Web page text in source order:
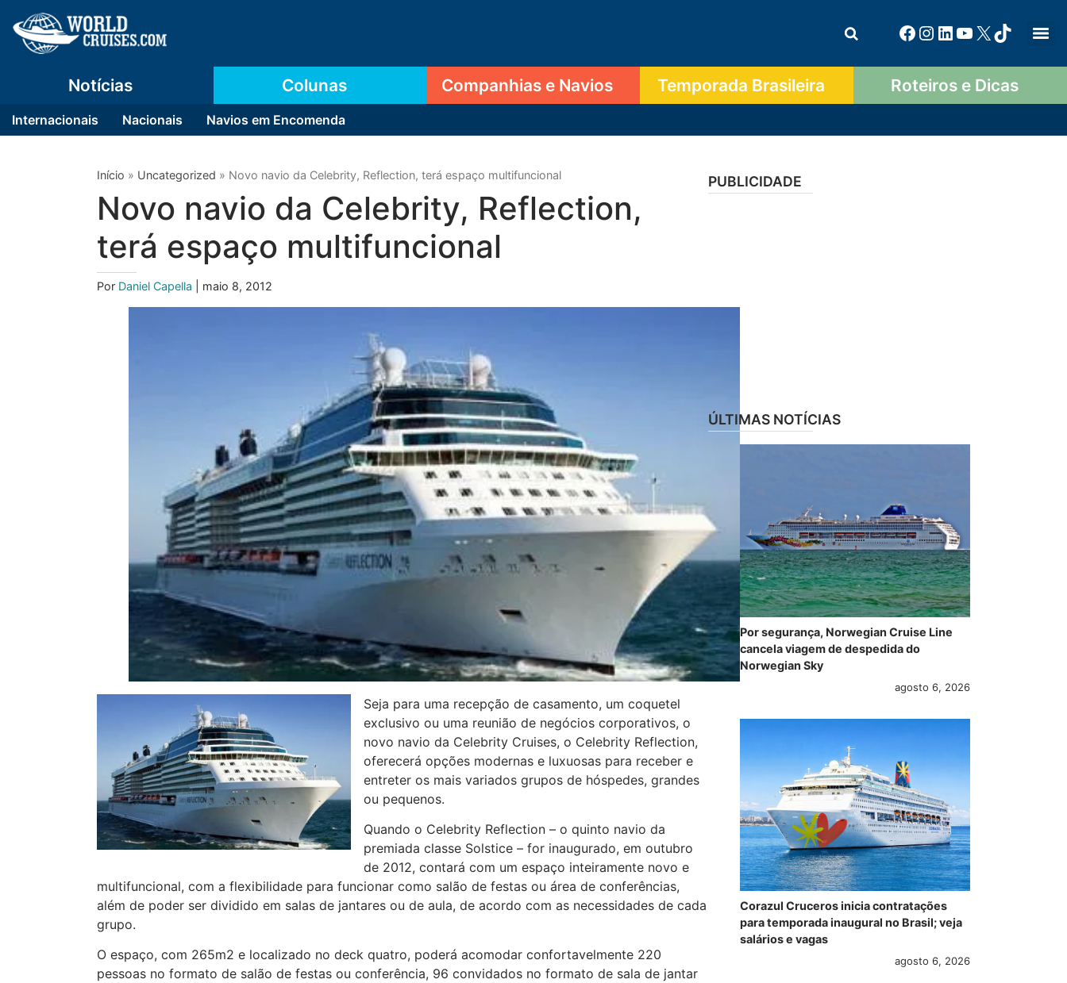
Notícias
Internacionais Nacionais Navios em Encomenda
Colunas Companhias e Navios Temporada Brasileira Roteiros e Dicas
Início » Uncategorized » Novo navio da Celebrity, Reflection, terá espaço multifuncional
Novo navio da Celebrity, Reflection,
terá espaço multifuncional
Por Daniel Capella | maio 8, 2012
Seja para uma recepção de casamento, um coquetel
exclusivo ou uma reunião de negócios corporativos, o
novo navio da Celebrity Cruises, o Celebrity Reflection,
oferecerá opções modernas e luxuosas para receber e
entreter os mais variados grupos de hóspedes, grandes
ou pequenos.
Quando o Celebrity Reflection – o quinto navio da
premiada classe Solstice – for inaugurado, em outubro
de 2012, contará com um espaço inteiramente novo e
multifuncional, com a flexibilidade para funcionar como salão de festas ou área de conferências,
além de poder ser dividido em salas de jantares ou de aula, de acordo com as necessidades de cada
grupo.
O espaço, com 265m2 e localizado no deck quatro, poderá acomodar confortavelmente 220
pessoas no formato de salão de festas ou conferência, 96 convidados no formato de sala de jantar
PUBLICIDADE
ÚLTIMAS NOTÍCIAS
Por segurança, Norwegian Cruise Line
cancela viagem de despedida do
Norwegian Sky
agosto 6, 2026
Corazul Cruceros inicia contratações
para temporada inaugural no Brasil; veja
salários e vagas
agosto 6, 2026